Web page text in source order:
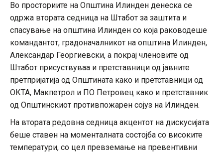
Во просториите на Општина Илинден денеска се
одржа втората седница на Штабот за заштита и
спасување на општина Илинден со која раководеше
командантот, градоначалникот на општина Илинден,
Александар Георгиевски, а покрај членовите од
Штабот присуствуваа и претставници од јавните
претпријатија од Општината како и претставници од
ОКТА, Макпетрол и ПО Петровец како и претставник
од Општинскиот противпожарен сојуз на Илинден.
На втората редовна седница акцентот на дискусијата
беше ставен на моменталната состојба со високите
температури, со цел превземање на превентивни